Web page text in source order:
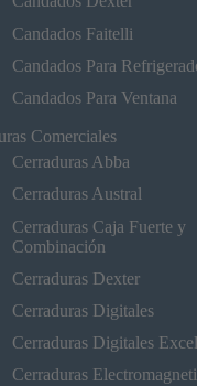
Candados Faitelli
Candados Para
Candados Para Ventana
Comerciales
Cerraduras Abba
Cerraduras Austral
Cerraduras Caja Fuerte y
Combinación
Cerraduras Dexter
Cerraduras Digitales
Cerraduras Digitales
Cerraduras